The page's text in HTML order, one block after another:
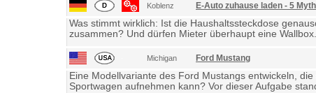
Koblenz E-Auto zuhause laden - 5
Was stimmt wirklich: Ist die Haushaltssteckdose
zusammen? Und dürfen Mieter überhaupt eine
Michigan Ford Mustang
Eine Modellvariante des Ford Mustangs entwickeln,
Sportwagen aufnehmen kann? Vor dieser Aufgabe